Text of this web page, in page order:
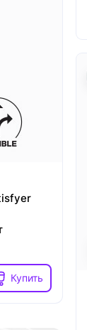
Купить